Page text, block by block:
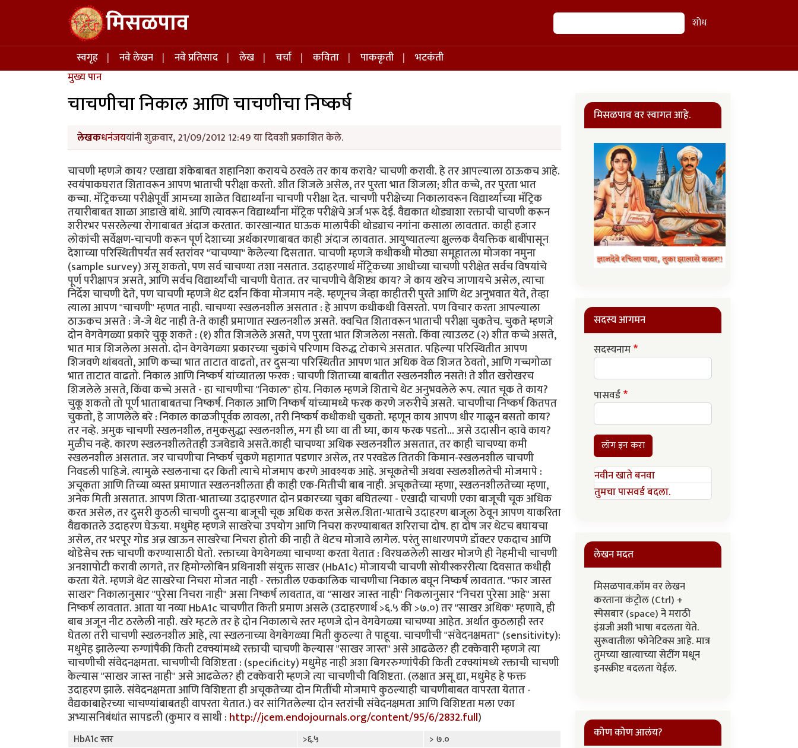
Skip to main content मिसळपाव शोध शोध
Main navigation
स्वगृह नवे लेखन नवे प्रतिसाद लेख चर्चा कविता पाककृती
भटकंती
मुख्य पान
चाचणीचा निकाल आणि चाचणीचा निष्कर्ष
लेखकधनंजययांनी शुक्रवार, 21/09/2012 12:49 या दिवशी प्रकाशित केले.
चाचणी म्हणजे काय? एखाद्या शंकेबाबत शहानिशा करायचे ठरवले तर काय करावे? चाचणी करावी. हे तर आपल्याला ठाऊकच आहे.
स्वयंपाकघरात शितावरून आपण भाताची परीक्षा करतो. शीत शिजले असेल, तर पुरता भात शिजला; शीत कच्चे, तर पुरता भात
कच्चा. मॅट्रिकच्या परीक्षेपूर्वी आमच्या शाळेत विद्यार्थ्यांना चाचणी परीक्षा देत. चाचणी परीक्षेच्या निकालावरून विद्यार्थ्याच्या मॅट्रिक
तयारीबाबत शाळा आडाखे बांधे. आणि त्यावरून विद्यार्थ्यांना मॅट्रिक परीक्षेचे अर्ज भरू देई. वैद्यकात थोड्याशा रक्ताची चाचणी करून
शरीरभर पसरलेल्या रोगाबाबत अंदाज करतात. कारखान्यात घाऊक मालापैकी थोड्याच नगांना कसाला लावतात. काही हजार
लोकांची सर्वेक्षण-चाचणी करून पूर्ण देशाच्या अर्थकारणाबाबत काही अंदाज लावतात. आयुष्यातल्या क्षुल्लक वैयक्तिक बाबींपासून
देशाच्या परिस्थितीपर्यंत सर्व स्तरांवर "चाचण्या" केलेल्या दिसतात. चाचणी म्हणजे कधीकधी मोठ्या समूहातला मोजका नमुना
(sample survey) असू शकतो, पण सर्व चाचण्या तशा नसतात. उदाहरणार्थ मॅट्रिकच्या आधीच्या चाचणी परीक्षेत सर्वच विषयांचे
पूर्ण परीक्षापत्र असते, आणि सर्वच विद्यार्थ्यांची चाचणी घेतात. तर चाचणीचे वैशिष्ट्य काय? जे काय खरेच जाणायचे असेल, त्याचा
निर्देश चाचणी देते, पण चाचणी म्हणजे थेट दर्शन किंवा मोजमाप नव्हे. म्हणूनच जेव्हा काहीतरी पुरते आणि थेट अनुभवात येते, तेव्हा
त्याला आपण "चाचणी" म्हणत नाही. चाचण्या स्खलनशील असतात : हे आपण कधीकधी विसरतो. पण विचार करता आपल्याला
ठाऊकच असते : जे-जे थेट नाही ते-ते काही प्रमाणात स्खलनशील असते. क्वचित शितावरून भाताची परीक्षा चुकतेच. चुकते म्हणजे
दोन वेगवेगळ्या प्रकारे चुकू शकते : (१) शीत शिजलेले असते, पण पुरता भात शिजलेला नसतो. किंवा त्याउलट (२) शीत कच्चे असते,
भात मात्र शिजलेला असतो. दोन वेगवेगळ्या प्रकारच्या चुकांचे परिणाम विरुद्ध टोकाचे असतात. पहिल्या परिस्थितीत आपण
शिजवणे थांबवतो, आणि कच्चा भात ताटात वाढतो, तर दुसर्‍या परिस्थितीत आपण भात अधिक वेळ शिजत ठेवतो, आणि गच्चगोळा
भात ताटात वाढतो. निकाल आणि निष्कर्ष यांच्यातला फरक : चाचणी शिताच्या बाबतीत स्खलनशील नसते! ते शीत खरोखरच
शिजलेले असते, किंवा कच्चे असते - हा चाचणीचा "निकाल" होय. निकाल म्हणजे शिताचे थेट अनुभवलेले रूप. त्यात चूक ते काय?
चुकू शकतो तो पूर्ण भाताबाबतचा निष्कर्ष. निकाल आणि निष्कर्ष यांच्यामध्ये फरक करणे जरुरीचे असते. चाचणीचा निष्कर्ष कितपत
चुकतो, हे जाणलेले बरे : निकाल काळजीपूर्वक लावला, तरी निष्कर्ष कधीकधी चुकतो. म्हणून काय आपण धीर गाळून बसतो काय?
तर नव्हे. अमुक चाचणी स्खलनशील, तमुकसुद्धा स्खलनशील, मग ही घ्या वा ती घ्या, काय फरक पडतो... असे उदासीन व्हावे काय?
मुळीच नव्हे. कारण स्खलनशीलतेतही उजवेडावे असते.काही चाचण्या अधिक स्खलनशील असतात, तर काही चाचण्या कमी
स्खलनशील असतात. जर चाचणीचा निष्कर्ष चुकणे महागात पडणार असेल, तर परवडेल तितकी किमान-स्खलनशील चाचणी
निवडली पाहिजे. त्यामुळे स्खलनाचा दर किती त्याचे मोजमाप करणे आवश्यक आहे. अचूकतेची अथवा स्खलशीलतेची मोजमापे :
अचूकता आणि तिच्या व्यस्त प्रमाणात स्खलनशीलता ही काही एक-मितीची बाब नाही. अचूकतेच्या म्हणा, स्खलनशीलतेच्या म्हणा,
अनेक मिती असतात. आपण शिता-भाताच्या उदाहरणात दोन प्रकारच्या चुका बघितल्या - एखादी चाचणी एका बाजूची चूक अधिक
करत असेल, तर दुसरी कुठली चाचणी दुसर्‍या बाजूची चूक अधिक करत असेल.शिता-भाताचे उदाहरण बाजूला ठेवून आपण याकरिता
वैद्यकातले उदाहरण घेऊया. मधुमेह म्हणजे साखरेचा उपयोग आणि निचरा करण्याबाबत शरिराचा दोष. हा दोष जर थेटच बघायचा
असेल, तर भरपूर गोड अन्न खाऊन साखरेचा निचरा होतो की नाही ते थेटच मोजावे लागेल. परंतु साधारणपणे डॉक्टर एकदाच आणि
थोडेसेच रक्त चाचणी करण्यासाठी घेतो. रक्ताच्या वेगवेगळ्या चाचण्या करता येतात : विरघळलेली साखर मोजणे ही नेहमीची चाचणी
अनशापोटी करावी लागते, तर हिमोग्लोबिन प्रथिनाशी संयुक्त साखर (HbA1c) मोजायची चाचणी सोयीस्कररीत्या दिवसात कधीही
करता येते. म्हणजे थेट साखरेचा निचरा मोजत नाही - रक्तातील एककालिक चाचणीचा निकाल बघून निष्कर्ष लावतात. "फार जास्त
साखर" निकालानुसार "पुरेसा निचरा नाही" असा निष्कर्ष लावतात, वा "साखर जास्त नाही" निकलानुसार "निचरा पुरेसा आहे" असा
निष्कर्ष लावतात. आता या नव्या HbA1c चाचणीत किती प्रमाण असले (उदाहरणार्थ >६.५ की >७.०) तर "साखर अधिक" म्हणावे, ही
बाब अजून नीट ठरलेली नाही. खरे म्हटले तर हे दोन निकालाचे स्तर म्हणजे दोन वेगवेगळ्या चाचण्या आहेत. अर्थात कुठलाही स्तर
घेतला तरी चाचणी स्खलनशील आहे, त्या स्खलनाच्या वेगवेगळ्या मिती कुठल्या ते पाहूया. चाचणीची "संवेदनक्षमता" (sensitivity):
मधुमेह झालेल्या रुग्णांपैकी किती टक्क्यांमध्ये रक्ताची चाचणी केल्यास "साखर जास्त" असे आढळेल? ही टक्केवारी म्हणजे त्या
चाचणीची संवेदनक्षमता. चाचणीची विशिष्टता : (specificity) मधुमेह नाही अशा बिगररुग्णांपैकी किती टक्क्यांमध्ये रक्ताची चाचणी
केल्यास "साखर जास्त नाही" असे आढळेल? ही टक्केवारी म्हणजे त्या चाचणीची विशिष्टता. (लक्षात असू द्या, मधुमेह हे फक्त
उदाहरण झाले. संवेदनक्षमता आणि विशिष्टता ही अचूकतेच्या दोन मितींची मोजमापे कुठल्याही चाचणीबाबत वापरता येतात -
वैद्यकाबाहेरच्या चाचण्यांबाबतही वापरता येतात.) वर सांगितलेल्या दोन स्तरांची संवेदनक्षमता आणि विशिष्टता मला एका
अभ्यासनिबंधांत सापडली (कुमार व साथी :http://jcem.endojournals.org/content/95/6/2832.full)
HbA1c स्तर >६.५
> ७.०
मिसळपाव वर स्वागत आहे.
सदस्य आगमन
सदस्यनाम
पासवर्ड
लॉग इन करा
नवीन खाते बनवा
तुमचा पासवर्ड बदला.
लेखन मदत
मिसळपाव.कॉम वर लेखन
करताना कंट्रोल (Ctrl) +
स्पेसबार (space) ने मराठी
इंग्रजी अशी भाषा बदलता येते.
सुरूवातीला फोनेटिक्स आहे. मात्र
तुमच्या खात्याच्या सेटींग मधून
इनस्क्रीप्ट बदलता येईल.
कोण कोण आलंय?